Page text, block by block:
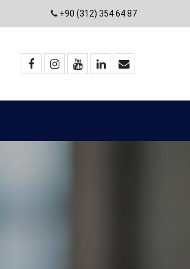
+90 (312) 354 64 87